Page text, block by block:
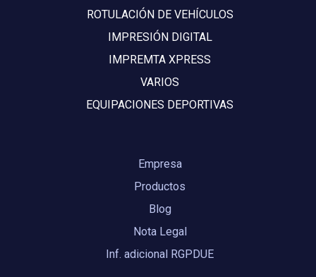
ROTULACIÓN DE VEHÍCULOS
IMPRESIÓN DIGITAL
IMPREMTA XPRESS
VARIOS
EQUIPACIONES DEPORTIVAS
Empresa
Productos
Blog
Nota Legal
Inf. adicional RGPDUE